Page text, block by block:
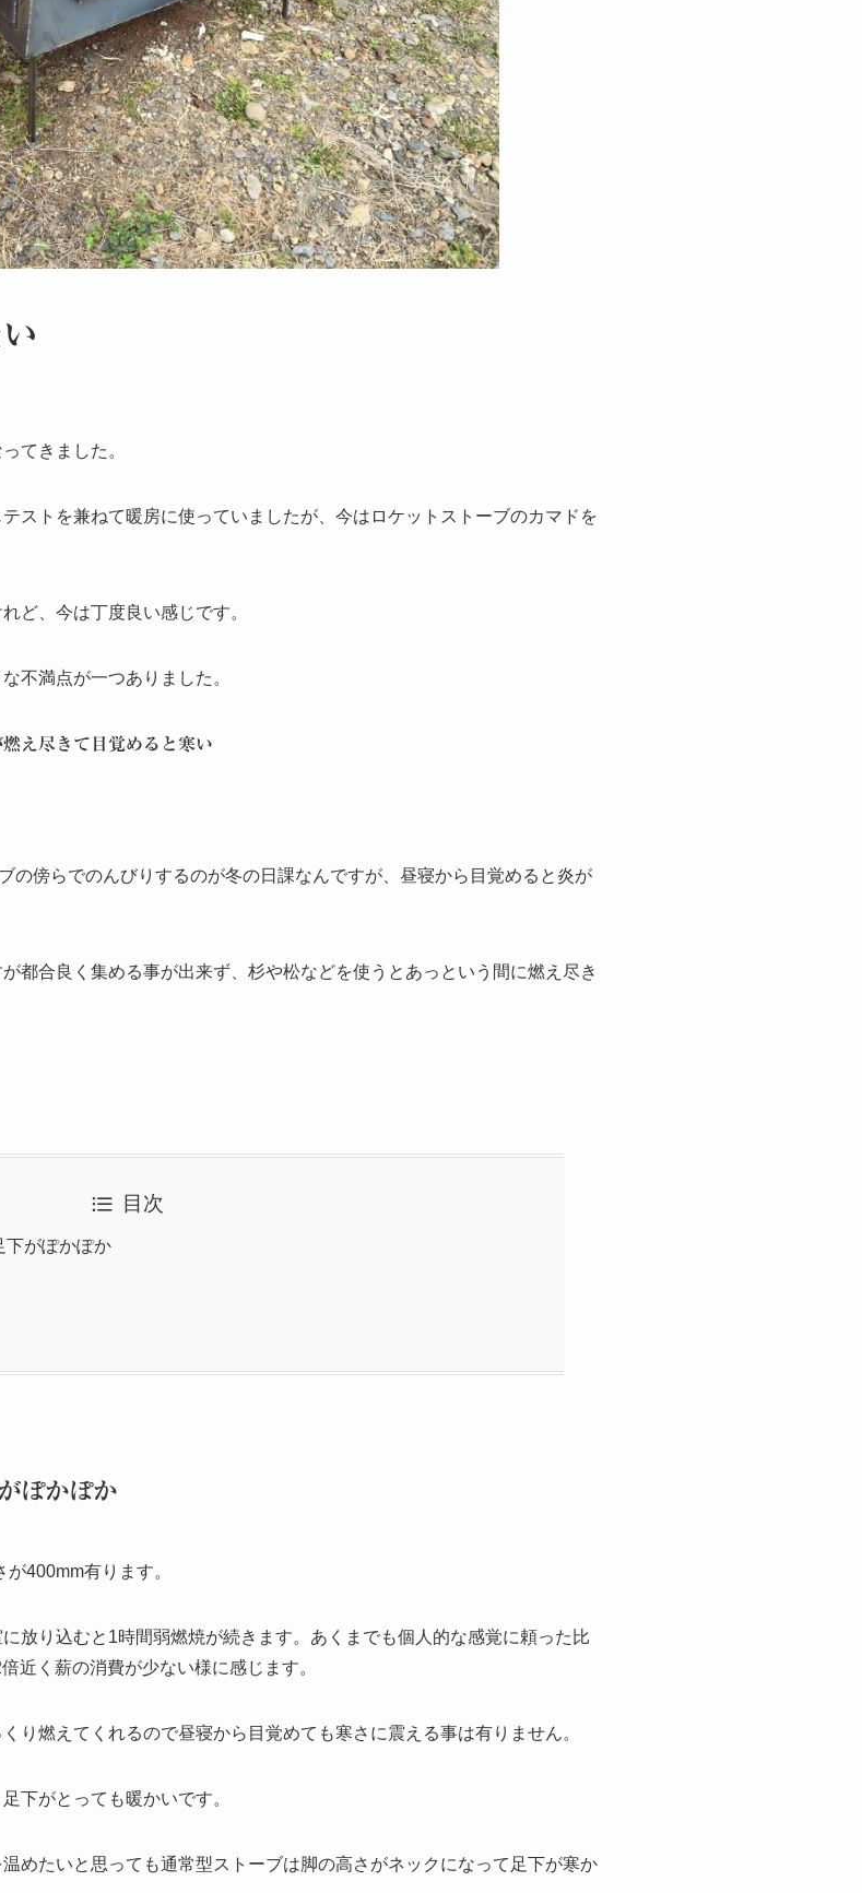
てきました。
ストを兼ねて暖房に使っていましたが、今はロケットストーブのカマドを
ど、今は丁度良い感じです。
不満点が一つありました。
え尽きて目覚めると寒い
傍らでのんびりするのが冬の日課なんですが、昼寝から目覚めると炎が
都合良く集める事が出来ず、杉や松などを使うとあっという間に燃え尽き
目次
下がぽかぽか
ぽかぽか
400mm有ります。
放り込むと1時間弱燃焼が続きます。あくまでも個人的な感覚に頼った比
近く薪の消費が少ない様に感じます。
り燃えてくれるので昼寝から目覚めても寒さに震える事は有りません。
下がとっても暖かいです。
めたいと思っても通常型ストーブは脚の高さがネックになって足下が寒か